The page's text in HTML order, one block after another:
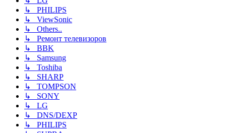
↳ PHILIPS
↳ ViewSonic
↳ Others..
↳ Ремонт телевизоров
↳ BBK
↳ Samsung
↳ Toshiba
↳ SHARP
↳ TOMPSON
↳ SONY
↳ LG
↳ DNS/DEXP
↳ PHILIPS